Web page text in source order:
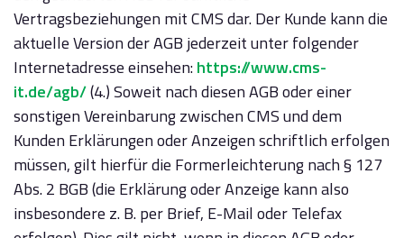
Vertragsbeziehungen mit CMS dar. Der Kunde kann die
aktuelle Version der AGB jederzeit unter folgender
Internetadresse einsehen:https://www.cms-
it.de/agb/(4.) Soweit nach diesen AGB oder einer
sonstigen Vereinbarung zwischen CMS und dem
Kunden Erklärungen oder Anzeigen schriftlich erfolgen
müssen, gilt hierfür die Formerleichterung nach § 127
Abs. 2 BGB (die Erklärung oder Anzeige kann also
insbesondere z. B. per Brief, E-Mail oder Telefax